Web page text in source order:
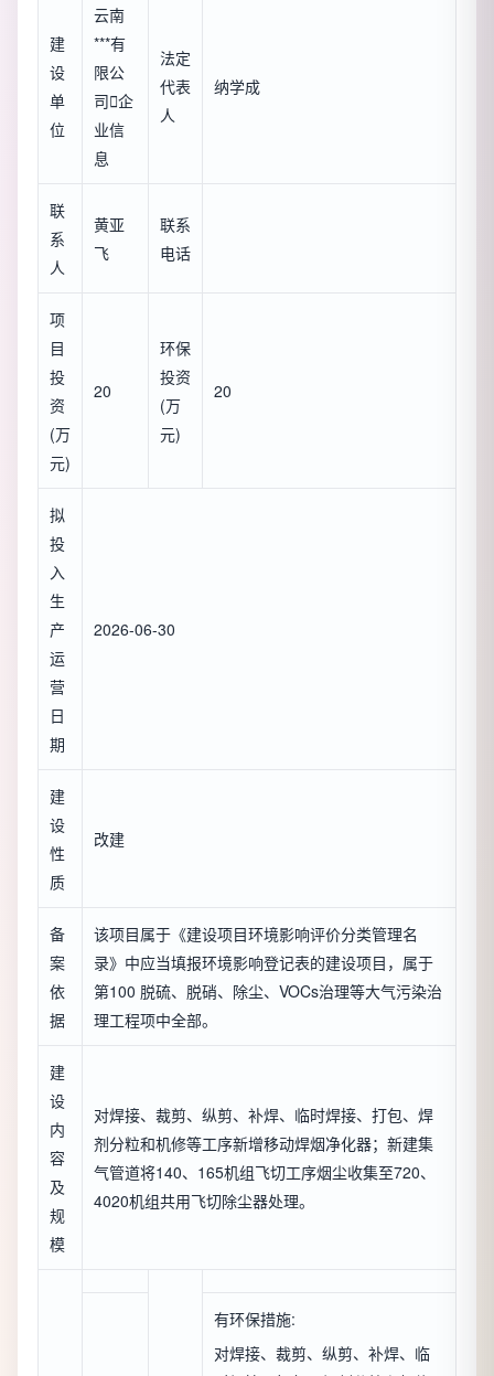
建
设
单
位
云南
***有
限公
司企
业信
息
法定
代表
人
纳学成
联
系
人
黄亚
飞
联系
电话
项
目
投
资
(万
元)
20
环保
投资
(万
元)
20
拟
投
入
生
产
运
营
日
期
2026-06-30
建
设
性
质
改建
备
案
依
据
该项目属于《建设项目环境影响评价分类管理名
录》中应当填报环境影响登记表的建设项目，属于
第100 脱硫、脱硝、除尘、VOCs治理等大气污染治
理工程项中全部。
建
设
内
容
及
规
模
对焊接、裁剪、纵剪、补焊、临时焊接、打包、焊
剂分粒和机修等工序新增移动焊烟净化器；新建集
气管道将140、165机组飞切工序烟尘收集至720、
4020机组共用飞切除尘器处理。
有环保措施:
对焊接、裁剪、纵剪、补焊、临